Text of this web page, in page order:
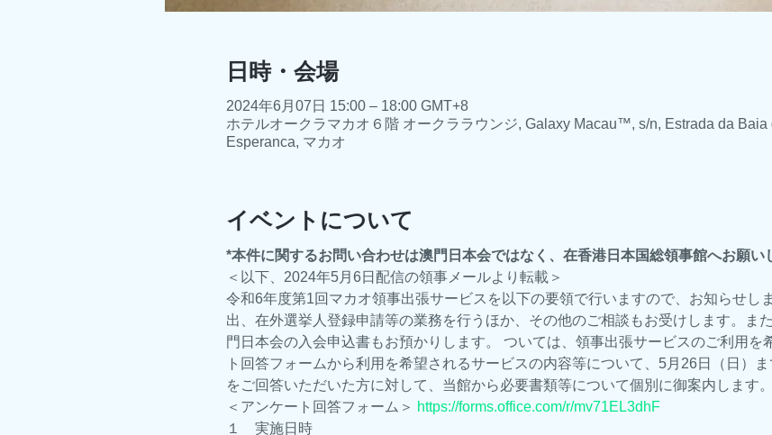
日時・会場
2024年6月07日 15:00 – 18:00 GMT+8
ホテルオークラマカオ６階 オークララウンジ, Galaxy Macau™, s/n, Estrada da Baia
Esperanca, マカオ
イベントについて
*本件に関するお問い合わせは澳門日本会ではなく、在香港日本国総領事館へお願い
＜以下、2024年5月6日配信の領事メールより転載＞
令和6年度第1回マカオ領事出張サービスを以下の要領で行いますので、お知らせし
出、在外選挙人登録申請等の業務を行うほか、その他のご相談もお受けします。ま
門日本会の入会申込書もお預かりします。 ついては、領事出張サービスのご利用を
ト回答フォームから利用を希望されるサービスの内容等について、5月26日（日）
をご回答いただいた方に対して、当館から必要書類等について個別に御案内します。
＜アンケート回答フォーム＞ https://forms.office.com/r/mv71EL3dhF
１　実施日時